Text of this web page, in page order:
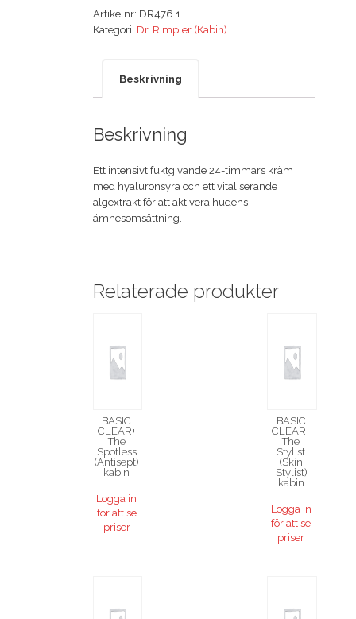
Artikelnr: DR476.1
Kategori: Dr. Rimpler (Kabin)
Beskrivning
Beskrivning
Ett intensivt fuktgivande 24-timmars kräm
med hyaluronsyra och ett vitaliserande
algextrakt för att aktivera hudens
ämnesomsättning.
Relaterade produkter
BASIC
CLEAR+
The
Spotless
(Antisept)
kabin
Logga in
för att se
priser
BASIC
CLEAR+
The
Stylist
(Skin
Stylist)
kabin
Logga in
för att se
priser